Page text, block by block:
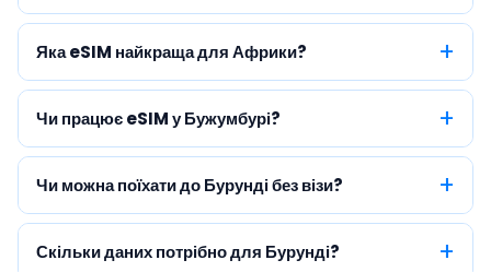
Яка eSIM найкраща для Африки?
Чи працює eSIM у Бужумбурі?
Чи можна поїхати до Бурунді без візи?
Скільки даних потрібно для Бурунді?